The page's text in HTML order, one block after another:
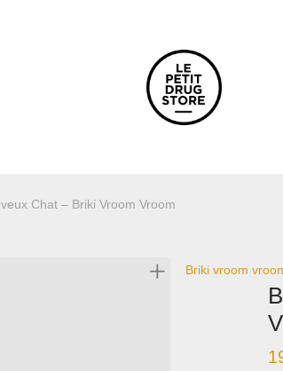
Chat – Briki Vroom Vroom
Briki vroom